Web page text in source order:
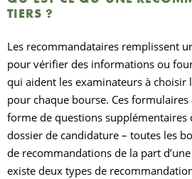
TIERS ?
Les recommandataires remplissent
pour vérifier des informations ou
qui aident les examinateurs à choisir
pour chaque bourse. Ces
forme de questions supplémentaires
dossier de candidature – toutes les
de recommandations de la part
existe deux types de